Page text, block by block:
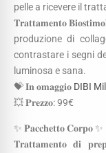
pelle a ricevere il
𝐓𝐫𝐚𝐭𝐭𝐚𝐦𝐞𝐧𝐭𝐨
produzione di
contrastare i segni
luminosa e sana.
💝 𝐈𝐧 𝐨𝐦𝐚𝐠𝐠𝐢𝐨 DIBI
💥 𝐏𝐫𝐞𝐳𝐳𝐨: 99€
✨ 𝐏𝐚𝐜𝐜𝐡𝐞𝐭𝐭𝐨 𝐂𝐨𝐫𝐩𝐨 ✨
𝐓𝐫𝐚𝐭𝐭𝐚𝐦𝐞𝐧𝐭𝐨 𝐝𝐢